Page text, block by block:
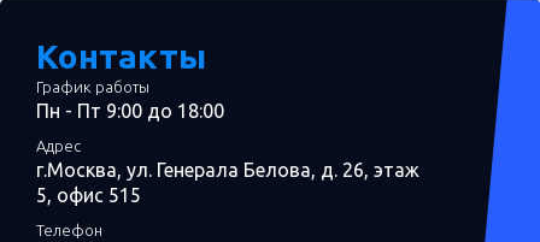
Контакты
График работы
Пн - Пт 9:00 до 18:00
Адрес
г.Москва, ул. Генерала Белова, д. 26, этаж
5, офис 515
Телефон